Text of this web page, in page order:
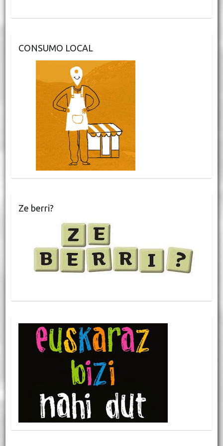
CONSUMO LOCAL
Ze berri?